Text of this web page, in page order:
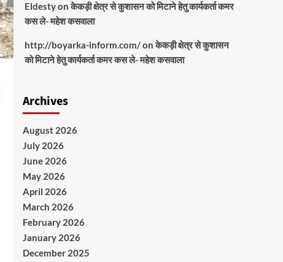
Eldestyonकेकड़ी क्षेत्र से कुशासन को मिटाने हेतु कार्यकर्ता कमर
कस ले- महेश कसवाला
http://boyarka-inform.com/onकेकड़ी क्षेत्र से कुशासन
को मिटाने हेतु कार्यकर्ता कमर कस ले- महेश कसवाला
Archives
August 2026
July 2026
June 2026
May 2026
April 2026
March 2026
February 2026
January 2026
December 2025